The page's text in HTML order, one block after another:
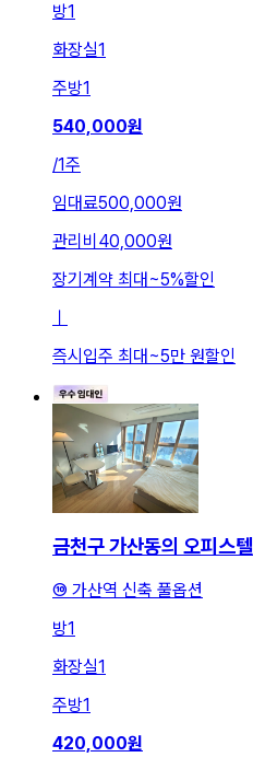
방1
화장실1
주방1
540,000원
/1주
임대료500,000원
관리비 40,000원
장기계약 최대 ~5%할인
즉시입주 최대 ~5만 원할인
금천구 가산동의 오피스텔
⑩ 가산역 신축 풀옵션
방1
화장실1
주방1
420,000원